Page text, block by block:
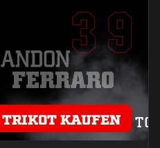
TRIKOT KAUFEN